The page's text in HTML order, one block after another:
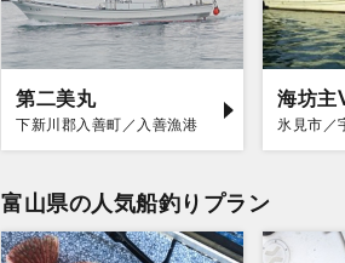
第二美丸
下新川郡入善町／入善漁港
海坊主
氷見市／
富山県の人気船釣りプラン